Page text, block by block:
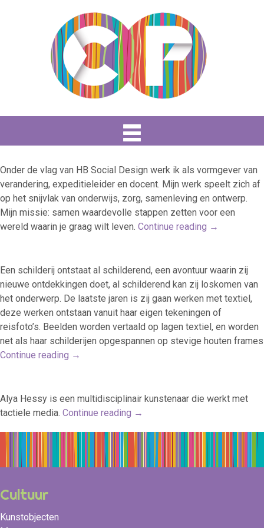
Onder de vlag van HB Social Design werk ik als vormgever van
verandering, expeditieleider en docent. Mijn werk speelt zich af
op het snijvlak van onderwijs, zorg, samenleving en ontwerp.
Mijn missie: samen waardevolle stappen zetten voor een
wereld waarin je graag wilt leven. Continue reading →
Een schilderij ontstaat al schilderend, een avontuur waarin zij
nieuwe ontdekkingen doet, al schilderend kan zij loskomen van
het onderwerp. De laatste jaren is zij gaan werken met textiel,
deze werken ontstaan vanuit haar eigen tekeningen of
reisfoto’s. Beelden worden vertaald op lagen textiel, en worden
net als haar schilderijen opgespannen op stevige houten frames
Continue reading →
Alya Hessy is een multidisciplinair kunstenaar die werkt met
tactiele media. Continue reading →
Cultuur
Kunstobjecten